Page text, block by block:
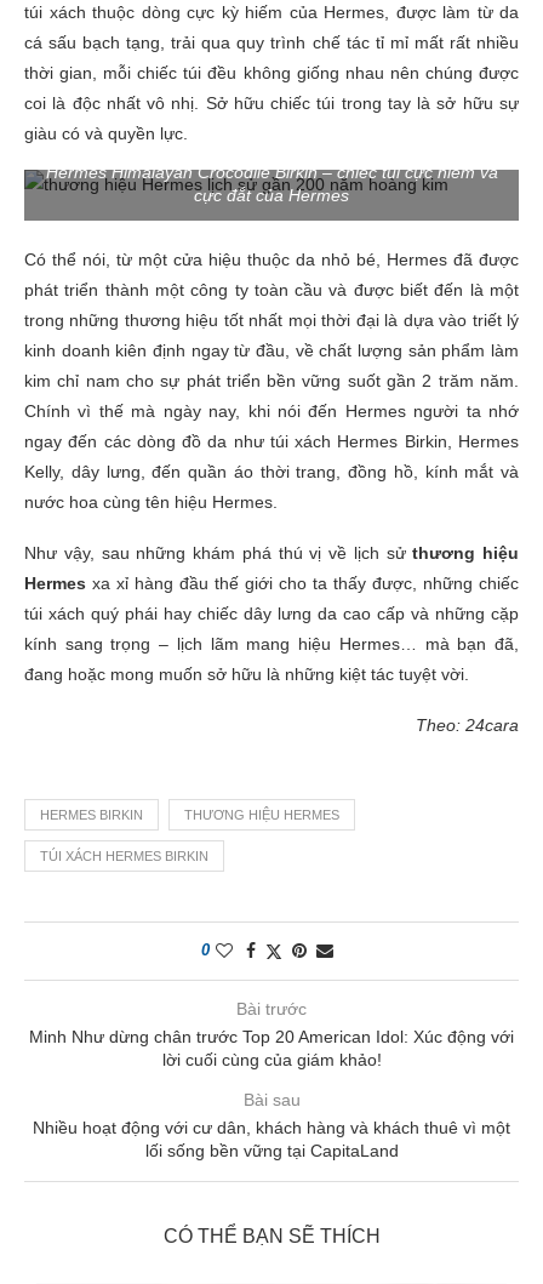
túi xách thuộc dòng cực kỳ hiếm của Hermes, được làm từ da
cá sấu bạch tạng, trải qua quy trình chế tác tỉ mỉ mất rất nhiều
thời gian, mỗi chiếc túi đều không giống nhau nên chúng được
coi là độc nhất vô nhị. Sở hữu chiếc túi trong tay là sở hữu sự
giàu có và quyền lực.
Hermes Himalayan Crocodile Birkin – chiếc túi cực hiếm và
cực đắt của Hermes
Có thể nói, từ một cửa hiệu thuộc da nhỏ bé, Hermes đã được
phát triển thành một công ty toàn cầu và được biết đến là một
trong những thương hiệu tốt nhất mọi thời đại là dựa vào triết lý
kinh doanh kiên định ngay từ đầu, về chất lượng sản phẩm làm
kim chỉ nam cho sự phát triển bền vững suốt gần 2 trăm năm.
Chính vì thế mà ngày nay, khi nói đến Hermes người ta nhớ
ngay đến các dòng đồ da như túi xách Hermes Birkin, Hermes
Kelly, dây lưng, đến quần áo thời trang, đồng hồ, kính mắt và
nước hoa cùng tên hiệu Hermes.
Như vậy, sau những khám phá thú vị về lịch sửthương hiệu
Hermes xa xỉ hàng đầu thế giới cho ta thấy được, những chiếc
túi xách quý phái hay chiếc dây lưng da cao cấp và những cặp
kính sang trọng – lịch lãm mang hiệu Hermes… mà bạn đã,
đang hoặc mong muốn sở hữu là những kiệt tác tuyệt vời.
Theo: 24cara
HERMES BIRKIN THƯƠNG HIỆU HERMES
TÚI XÁCH HERMES BIRKIN
0
Bài trước
Minh Như dừng chân trước Top 20 American Idol: Xúc động với
lời cuối cùng của giám khảo!
Bài sau
Nhiều hoạt động với cư dân, khách hàng và khách thuê vì một
lối sống bền vững tại CapitaLand
CÓ THỂ BẠN SẼ THÍCH